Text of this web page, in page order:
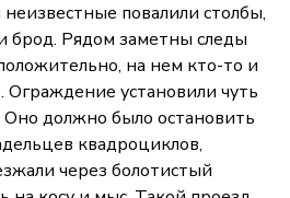
повалили столбы,
брод. Рядом заметны следы
на нем кто-то и
Ограждение установили чуть
должно было остановить
квадроциклов,
через болотистый